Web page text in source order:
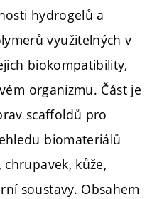
hydrogelů a
využitelných v
biokompatibility,
organizmu. Část je
scaffoldů pro
biomateriálů
kůže,
soustavy. Obsahem